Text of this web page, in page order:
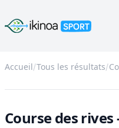
Ikinoa Sport
Accueil Tous les résultats
Course des rives